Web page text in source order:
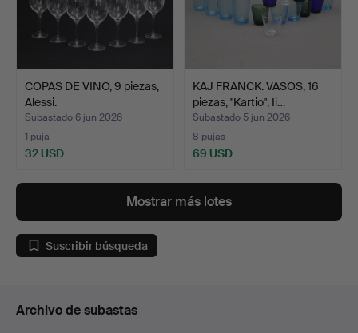
COPAS DE VINO, 9 piezas,
Alessi.
Subastado 6 jun 2026
1 puja
32 USD
KAJ FRANCK. VASOS, 16
piezas, "Kartio", Ii…
Subastado 5 jun 2026
8 pujas
69 USD
Mostrar más lotes
Suscribir búsqueda
Archivo de subastas